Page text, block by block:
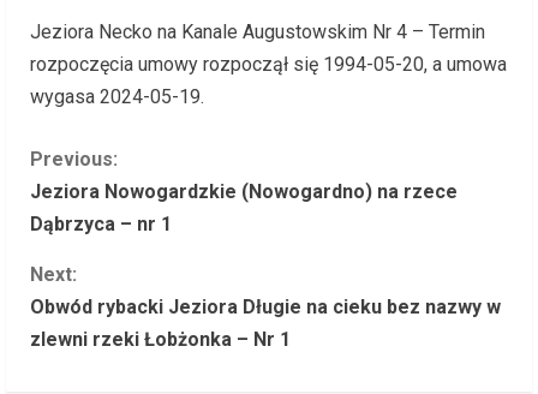
Jeziora Necko na Kanale Augustowskim Nr 4 – Termin
rozpoczęcia umowy rozpoczął się 1994-05-20, a umowa
wygasa 2024-05-19.
C
o
n
t
Previous:
Jeziora Nowogardzkie (Nowogardno) na rzece
Dąbrzyca – nr 1
Next:
Obwód rybacki Jeziora Długie na cieku bez nazwy w
zlewni rzeki Łobżonka – Nr 1